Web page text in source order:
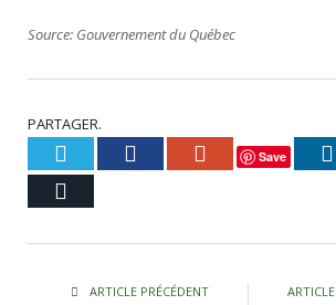
Source: Gouvernement du Québec
PARTAGER.
Twitter Facebook Google+
Save
ARTICLE PRÉCÉDENT